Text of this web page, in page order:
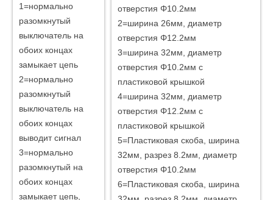
1=нормально
разомкнутый
выключатель на
обоих концах
замыкает цепь
2=нормально
разомкнутый
выключатель на
обоих концах
выводит сигнал
3=нормально
разомкнутый на
обоих концах
замыкает цепь,
отверстия Φ10.2мм
2=ширина 26мм, диаметр
отверстия Φ12.2мм
3=ширина 32мм, диаметр
отверстия Φ10.2мм с
пластиковой крышкой
4=ширина 32мм, диаметр
отверстия Φ12.2мм с
пластиковой крышкой
5=Пластиковая скоба, ширина
32мм, разрез 8.2мм, диаметр
отверстия Φ10.2мм
6=Пластиковая скоба, ширина